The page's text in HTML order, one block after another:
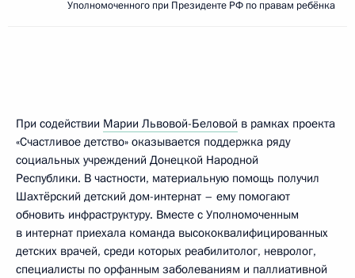
Уполномоченного при Президенте РФ по правам ребёнка
При содействии Марии Львовой-Беловой в рамках проекта
«Счастливое детство» оказывается поддержка ряду
социальных учреждений Донецкой Народной
Республики. В частности, материальную помощь получил
Шахтёрский детский дом-интернат – ему помогают
обновить инфраструктуру. Вместе с Уполномоченным
в интернат приехала команда высококвалифицированных
детских врачей, среди которых реабилитолог, невролог,
специалисты по орфанным заболеваниям и паллиативной